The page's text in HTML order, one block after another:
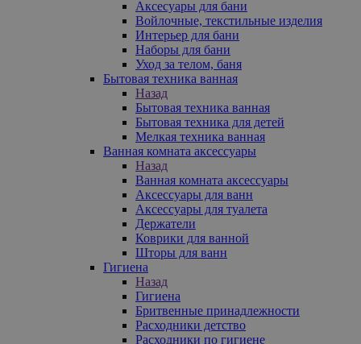
Аксесуары для бани
Войлочные, текстильные изделия
Интерьер для бани
Наборы для бани
Уход за телом, баня
Бытовая техника ванная
Назад
Бытовая техника ванная
Бытовая техника для детей
Мелкая техника ванная
Ванная комната аксессуары
Назад
Ванная комната аксессуары
Аксессуары для ванн
Аксессуары для туалета
Держатели
Коврики для ванной
Шторы для ванн
Гигиена
Назад
Гигиена
Бритвенные принадлежности
Расходники детство
Расходники по гигиене